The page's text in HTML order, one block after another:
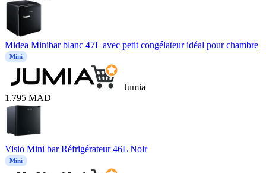
Midea Minibar blanc 47L avec petit congélateur idéal pour chambre
Mini
Jumia
1.795 MAD
Visio Mini bar Réfrigérateur 46L Noir
Mini